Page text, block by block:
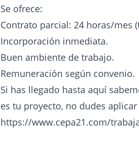
Se ofrece:
Contrato parcial: 24 horas/mes
Incorporación inmediata.
Buen ambiente de trabajo.
Remuneración según convenio.
Si has llegado hasta aquí
es tu proyecto, no dudes
https://www.cepa21.com/